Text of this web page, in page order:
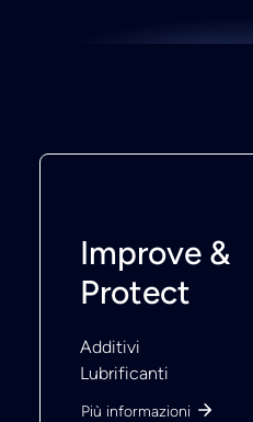
Improve &
Protect
Additivi
Lubrificanti
Più informazioni